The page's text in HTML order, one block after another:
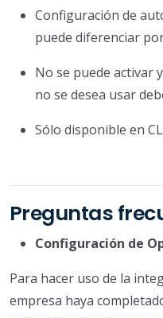
Configuración de
puede diferenciar
No se puede activar
no se desea usar
Sólo disponible en
Preguntas
Configuración de
Para hacer uso de la
empresa haya